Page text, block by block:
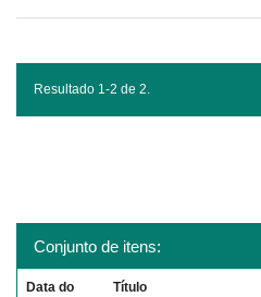
Resultado 1-2 de 2.
Conjunto de itens:
Data do
Título